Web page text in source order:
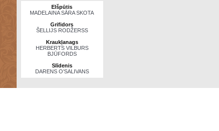
Elšpūtis
MADELAINA SĀRA SKOTA
Grifidors
ŠELLIJS RODŽERSS
Kraukļanags
HERBERTS VILBURS
BJŪFORDS
Slīdenis
DARENS O’SALIVANS